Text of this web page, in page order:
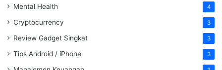
Mental Health 4
Cryptocurrency 3
Review Gadget Singkat 3
Tips Android / iPhone 3